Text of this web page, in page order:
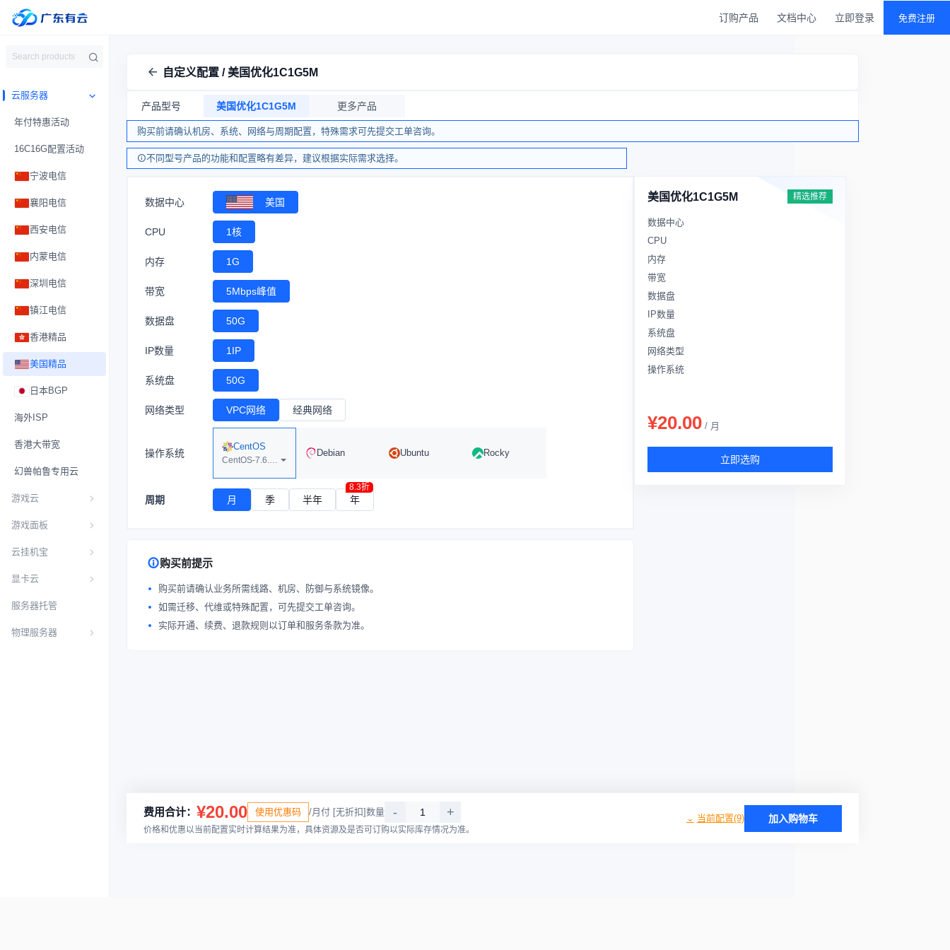
订购产品 文档中心 立即登录 免费注册
云服务器
年付特惠活动
16C16G配置活动
宁波电信
襄阳电信
西安电信
内蒙电信
深圳电信
镇江电信
香港精品
美国精品
日本BGP
海外ISP
香港大带宽
幻兽帕鲁专用云
游戏云
游戏面板
云挂机宝
显卡云
服务器托管
物理服务器
自定义配置 / 美国优化1C1G5M
产品型号 美国优化1C1G5M 更多产品
购买前请确认机房、系统、网络与周期配置，特殊需求可先提交工单咨询。
不同型号产品的功能和配置略有差异，建议根据实际需求选择。
数据中心 美国
CPU 1核
内存 1G
带宽 5Mbps峰值
数据盘 50G
IP数量 1IP
系统盘 50G
网络类型 VPC网络 经典网络
操作系统
CentOS
CentOS-7.6.1810-x64
Debian Ubuntu Rocky
周期 月 季 半年 年
8.3折
美国优化1C1G5M 精选推荐
数据中心
CPU
内存
带宽
数据盘
IP数量
系统盘
网络类型
操作系统
¥20.00 / 月
立即选购
购买前提示
购买前请确认业务所需线路、机房、防御与系统镜像。
如需迁移、代维或特殊配置，可先提交工单咨询。
实际开通、续费、退款规则以订单和服务条款为准。
费用合计： ¥20.00 使用优惠码 /月付 [无折扣]数量 - +
价格和优惠以当前配置实时计算结果为准，具体资源及是否可订购以实际库存情况为准。
当前配置(9) 加入购物车